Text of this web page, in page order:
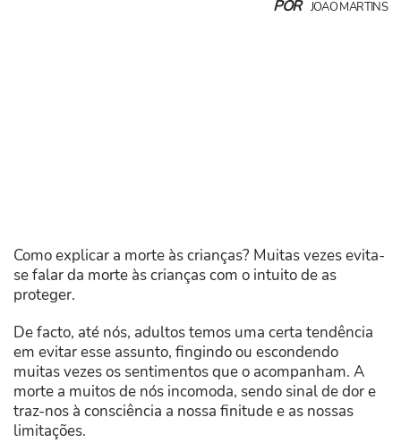
POR JOAO MARTINS
Como explicar a morte às crianças? Muitas vezes evita-
se falar da morte às crianças com o intuito de as
proteger.
De facto, até nós, adultos temos uma certa tendência
em evitar esse assunto, fingindo ou escondendo
muitas vezes os sentimentos que o acompanham. A
morte a muitos de nós incomoda, sendo sinal de dor e
traz-nos à consciência a nossa finitude e as nossas
limitações.